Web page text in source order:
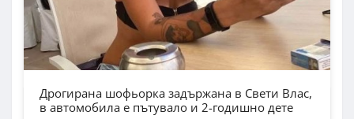
Дрогирана шофьорка задържана в Свети Влас,
в автомобила е пътувало и 2-годишно дете